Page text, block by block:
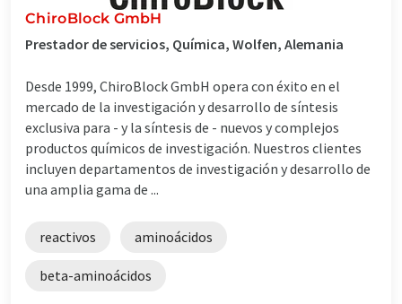
ChiroBlock GmbH
Prestador de servicios, Química, Wolfen, Alemania
Desde 1999, ChiroBlock GmbH opera con éxito en el
mercado de la investigación y desarrollo de síntesis
exclusiva para - y la síntesis de - nuevos y complejos
productos químicos de investigación. Nuestros clientes
incluyen departamentos de investigación y desarrollo de
una amplia gama de ...
reactivos aminoácidos
beta-aminoácidos